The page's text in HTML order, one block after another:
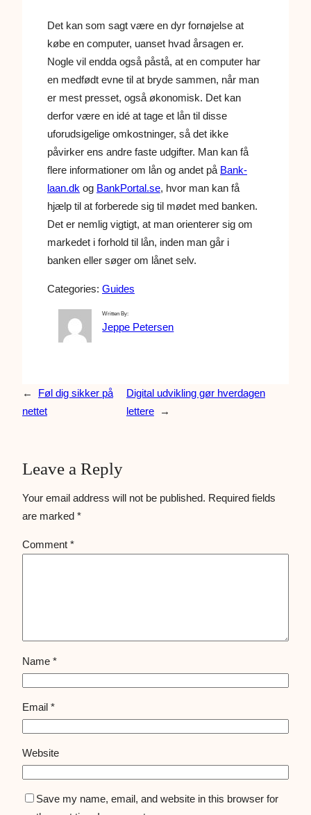
Det kan som sagt være en dyr fornøjelse at
købe en computer, uanset hvad årsagen er.
Nogle vil endda også påstå, at en computer har
en medfødt evne til at bryde sammen, når man
er mest presset, også økonomisk. Det kan
derfor være en idé at tage et lån til disse
uforudsigelige omkostninger, så det ikke
påvirker ens andre faste udgifter. Man kan få
flere informationer om lån og andet på Bank-
laan.dk og BankPortal.se, hvor man kan få
hjælp til at forberede sig til mødet med banken.
Det er nemlig vigtigt, at man orienterer sig om
markedet i forhold til lån, inden man går i
banken eller søger om lånet selv.
Categories: Guides
Written By:
Jeppe Petersen
←
Føl dig sikker på
nettet
Digital udvikling gør hverdagen
lettere
→
Leave a Reply
Your email address will not be published. Required fields
are marked *
Comment *
Name *
Email *
Website
Save my name, email, and website in this browser for